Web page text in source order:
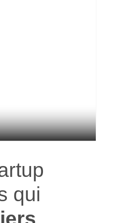
qui